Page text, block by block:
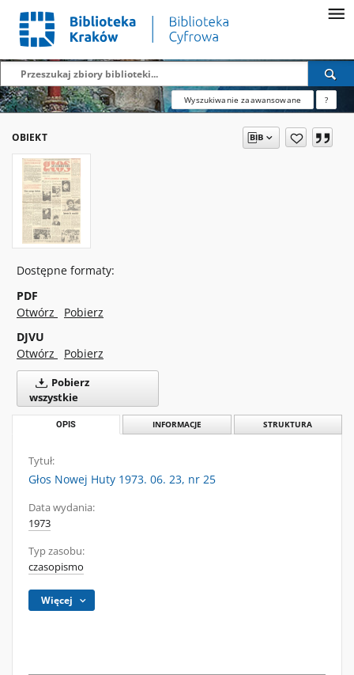
Wyszukiwanie zaawansowane ?
OBIEKT
Dostępne formaty:
PDF
Otwórz
Pobierz
DJVU
Otwórz
Pobierz
Pobierz
wszystkie
OPIS INFORMACJE STRUKTURA
Tytuł:
Głos Nowej Huty 1973. 06. 23, nr 25
Data wydania:
1973
Typ zasobu:
czasopismo
Więcej